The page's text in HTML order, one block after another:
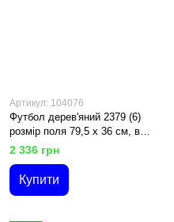
Артикул: 104076
Футбол дерев'яний 2379 (6)
розмір поля 79,5 х 36 см, в
коробці
2 336 грн
Купити